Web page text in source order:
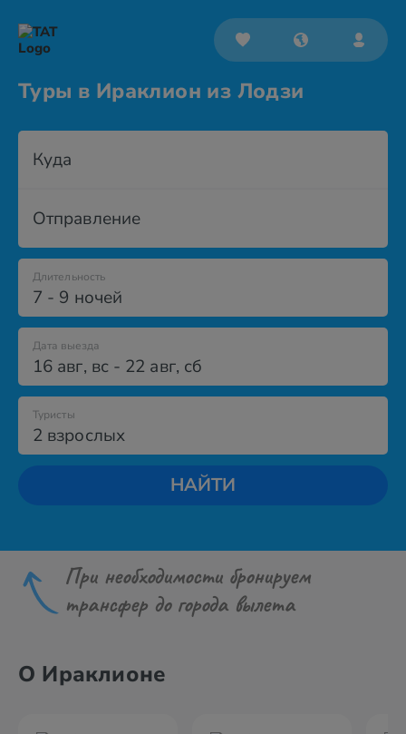
Туры в Ираклион из Лодзи
Куда
Отправление
7 - 9 ночей
Длительность
Дата выезда
16 авг, вс- 22 авг, сб
2 взрослых
Туристы
НАЙТИ
При необходимости бронируем
трансфер до города вылета
О Ираклионе